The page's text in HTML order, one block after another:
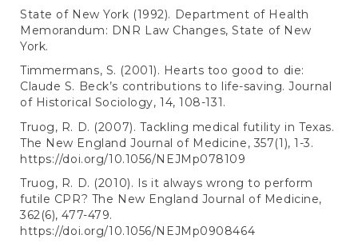
State of New York (1992). Department of Health
Memorandum: DNR Law Changes, State of New
York.
Timmermans, S. (2001). Hearts too good to die:
Claude S. Beck’s contributions to life-saving. Journal
of Historical Sociology, 14, 108-131.
Truog, R. D. (2007). Tackling medical futility in Texas.
The New England Journal of Medicine, 357(1), 1-3.
https://doi.org/10.1056/NEJMp078109
Truog, R. D. (2010). Is it always wrong to perform
futile CPR? The New England Journal of Medicine,
362(6), 477-479.
https://doi.org/10.1056/NEJMp0908464